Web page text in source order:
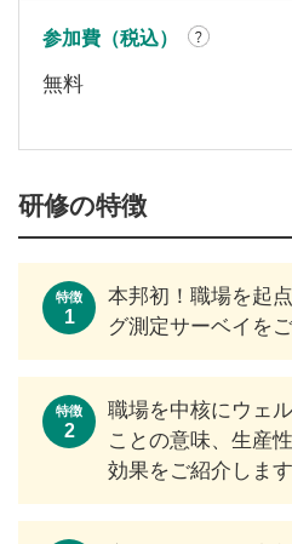
参加費（税込）
無料
研修の特徴
特徴
1
本邦初！職場を起
グ測定サーベイを
特徴
2
職場を中核にウェ
ことの意味、生産
効果をご紹介します